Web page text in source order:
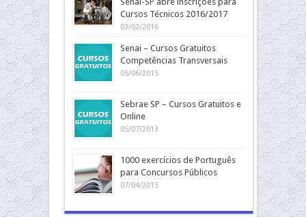
Cursos Técnicos 2016/2017
03/02/2016
Senai – Cursos Gratuitos
Competências Transversais
05/06/2015
Sebrae SP – Cursos Gratuitos e
Online
05/07/2013
1000 exercícios de Português
para Concursos Públicos
07/04/2015